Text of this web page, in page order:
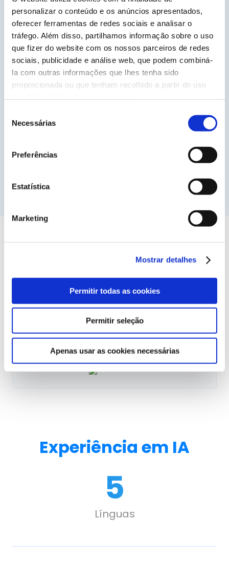
personalizar o conteúdo e os anúncios apresentados,
oferecer ferramentas de redes sociais e analisar o
tráfego. Além disso, partilhamos informação sobre o uso
que fizer do website com os nossos parceiros de redes
sociais, publicidade e análise web, que podem combiná-
la com outras informações que lhes tenha sido
proporcionada ou que tenham recolhido a partir do uso
Necessárias
Preferências
Estatística
Marketing
Mostrar detalhes
Permitir todas as cookies
Permitir seleção
Apenas usar as cookies necessárias
cuidados de saúde. A IA permite-nos criar
conteúdos específicos e eficazes para cada
sector, mantendo a qualidade e a relevância
necessárias para cada público-alvo.
Como é que a Azurally garante que o
conteúdo gerado pela IA é ético?
Na Azurally, asseguramos que todos os conteúdos
gerados por IA cumprem elevados padrões éticos,
garantindo a transparência na utilização da IA.
Além disso, adaptamos os conteúdos de forma a
mercado.
Experiência em IA
5
Línguas